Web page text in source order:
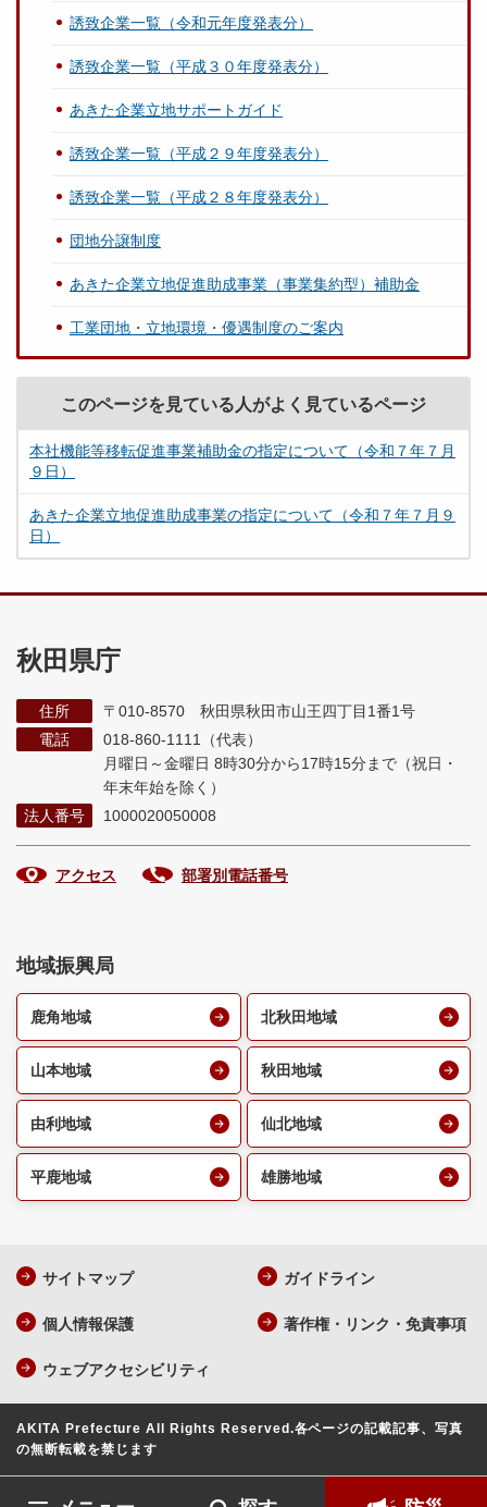
誘致企業一覧（令和元年度発表分）
誘致企業一覧（平成３０年度発表分）
あきた企業立地サポートガイド
誘致企業一覧（平成２９年度発表分）
誘致企業一覧（平成２８年度発表分）
団地分譲制度
あきた企業立地促進助成事業（事業集約型）補助金
工業団地・立地環境・優遇制度のご案内
このページを見ている人がよく見ているページ
本社機能等移転促進事業補助金の指定について（令和７年７月
９日）
あきた企業立地促進助成事業の指定について（令和７年７月９
日）
秋田県庁
住所
〒010-8570 秋田県秋田市山王四丁目1番1号
電話
018-860-1111（代表）
月曜日～金曜日 8時30分から17時15分まで （祝日・
年末年始を除く）
法人番号
1000020050008
アクセス 部署別電話番号
地域振興局
鹿角地域 北秋田地域
山本地域 秋田地域
由利地域 仙北地域
平鹿地域 雄勝地域
サイトマップ ガイドライン
個人情報保護 著作権・リンク・免責事項
ウェブアクセシビリティ
AKITA Prefecture All Rights Reserved.各ページの記載記事、写真
の無断転載を禁じます